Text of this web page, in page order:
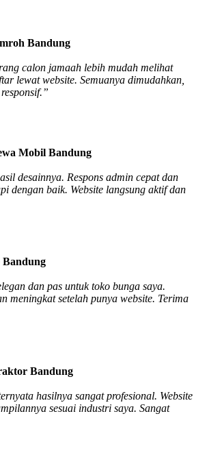
Bandung
calon jamaah lebih mudah melihat
lewat website. Semuanya dimudahkan,
Mobil Bandung
desainnya. Respons admin cepat dan
dengan baik. Website langsung aktif dan
dan pas untuk toko bunga saya.
meningkat setelah punya website. Terima
Bandung
hasilnya sangat profesional. Website
sesuai industri saya. Sangat